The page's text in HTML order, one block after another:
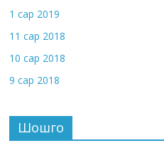
1 сар 2019
11 сар 2018
10 сар 2018
9 сар 2018
Шошго